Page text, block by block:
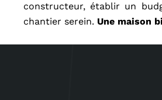
constructeur, établir un
chantier serein. Une maison